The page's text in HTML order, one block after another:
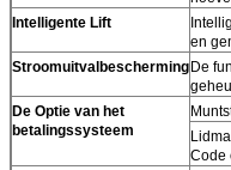
Intelligente Lift
en
StroomuitvalbeschermingDe
De Optie van het
betalingssysteem
Code